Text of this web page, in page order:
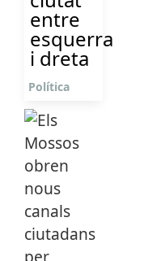
entre
esquerra
i dreta
Política